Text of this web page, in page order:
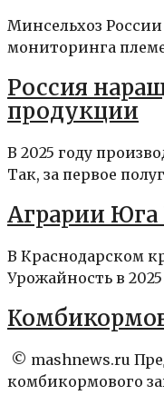
Минсельхоз
мониторинга
Россия
продукции
В 2025 году
Так, за первое
Аграрии Юга
В Краснодарском
Урожайность в
© mashnews.ru
комбикормового